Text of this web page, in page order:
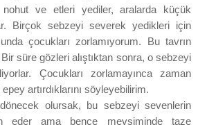
ve etleri yediler, aralarda küçük
Birçok sebzeyi severek yedikleri için
çocukları zorlamıyorum. Bu tavrın
Bir süre gözleri alıştıktan sonra, o sebzeyi
Çocukları zorlamayınca zaman
artırdıklarını söyleyebilirim.
olursak, bu sebzeyi sevenlerin
eder ama bence mevsiminde taze